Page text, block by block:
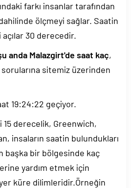
farkı insanlar tarafından
ölçmeyi sağlar. Saatin
açılar 30 derecedir.
anda Malazgirt'de saat kaç,
sorularına sitemiz üzerinden
19:24:22 geçiyor.
derecelik, Greenwich,
insaların saatin bulundukları
başka bir bölgesinde kaç
yardım etmek için
küre dilimleridir.Örneğin